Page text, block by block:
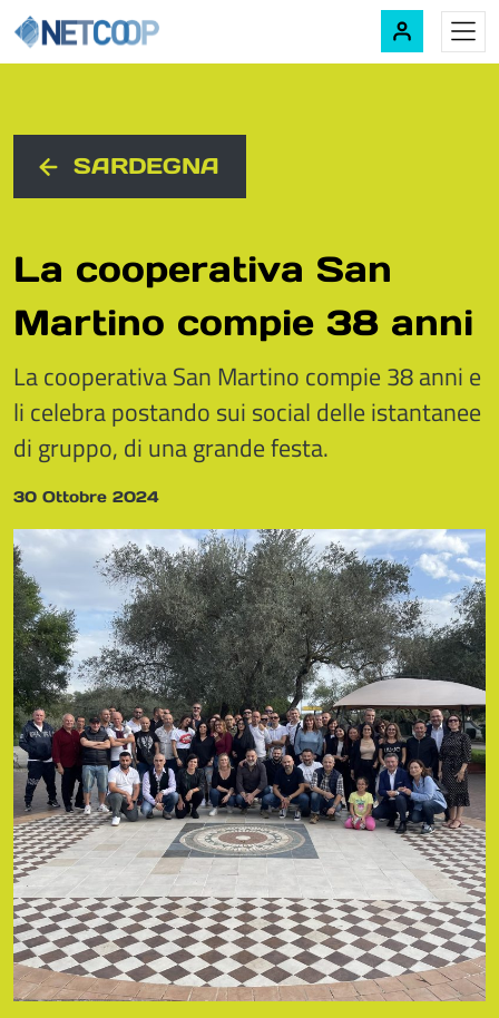
Navigazione principale
SARDEGNA
La cooperativa San
Martino compie 38 anni
La cooperativa San Martino compie 38 anni e
li celebra postando sui social delle istantanee
di gruppo, di una grande festa.
30 Ottobre 2024